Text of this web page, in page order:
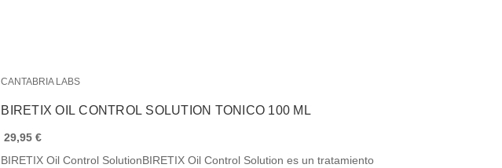
CANTABRIA LABS
BIRETIX OIL CONTROL SOLUTION TONICO 100 ML
29,95 €
BIRETIX Oil Control SolutionBIRETIX Oil Control Solution es un tratamiento